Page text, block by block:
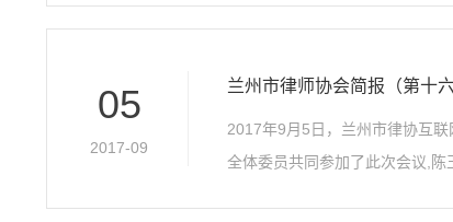
05
2017-09
兰州市律师协会简报（第十六
2017年9月5日，兰州市律协互
全体委员共同参加了此次会议,陈